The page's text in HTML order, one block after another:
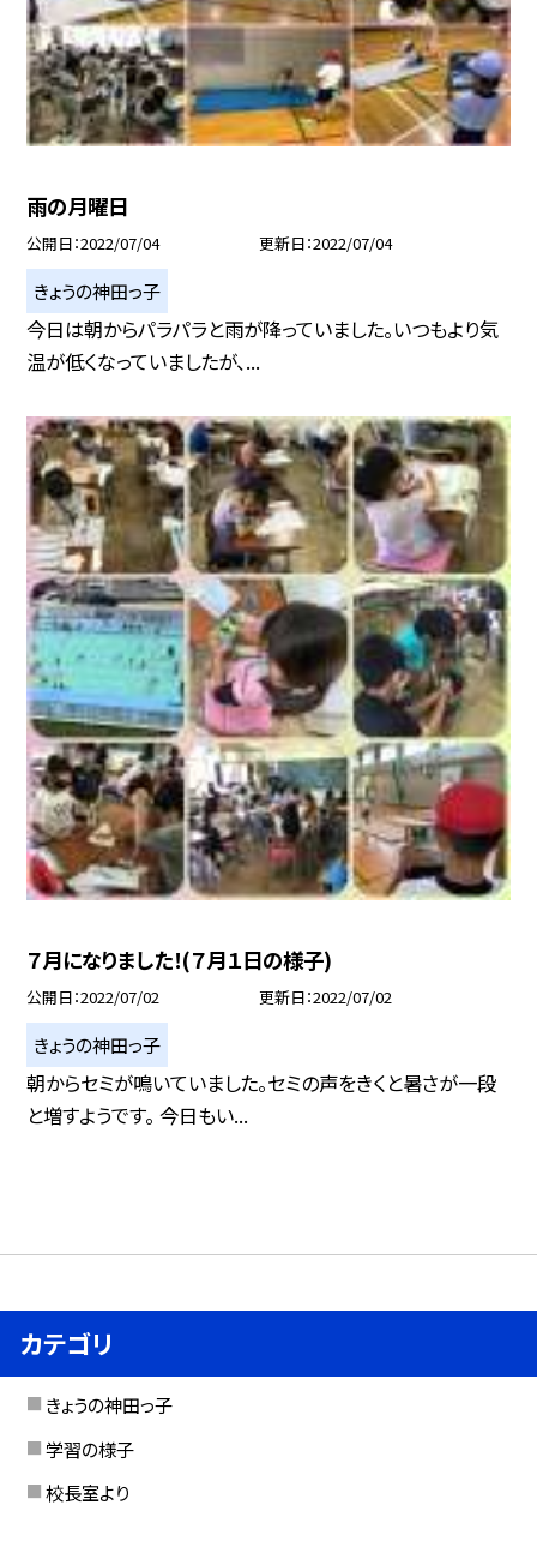
雨の月曜日
公開日 2022/07/04 更新日 2022/07/04
きょうの神田っ子
今日は朝からパラパラと雨が降っていました。いつもより気
温が低くなっていましたが、...
７月になりました！(７月１日の様子)
公開日 2022/07/02 更新日 2022/07/02
きょうの神田っ子
朝からセミが鳴いていました。セミの声をきくと暑さが一段
と増すようです。 今日もい...
カテゴリ
きょうの神田っ子
学習の様子
校長室より